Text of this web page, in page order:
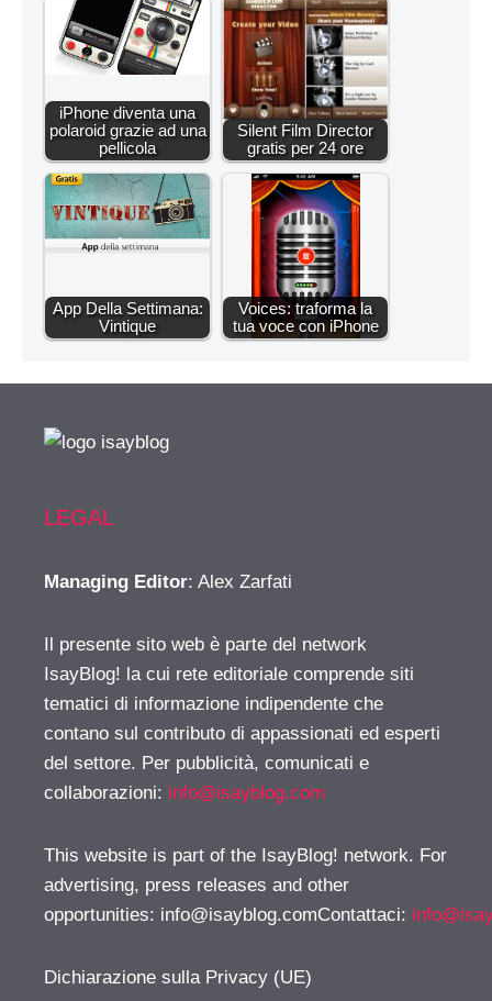
iPhone diventa una
polaroid grazie ad una
pellicola
Silent Film Director
gratis per 24 ore
App Della Settimana:
Vintique
Voices: traforma la
tua voce con iPhone
LEGAL
Managing Editor: Alex Zarfati
Il presente sito web è parte del network
IsayBlog! la cui rete editoriale comprende siti
tematici di informazione indipendente che
contano sul contributo di appassionati ed esperti
del settore. Per pubblicità, comunicati e
collaborazioni: info@isayblog.com
This website is part of the IsayBlog! network. For
advertising, press releases and other
opportunities: info@isayblog.comContattaci:
Dichiarazione sulla Privacy (UE)